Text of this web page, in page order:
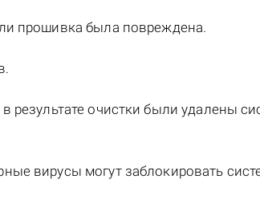
прошивка была повреждена.
очистки были удалены
вирусы могут заблокировать